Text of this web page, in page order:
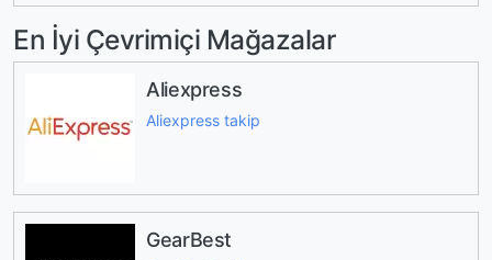
En İyi Çevrimiçi Mağazalar
Aliexpress
Aliexpress takip
GearBest